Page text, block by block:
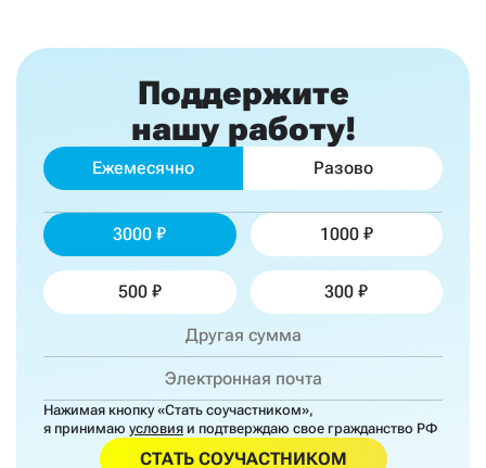
Поддержите
нашу работу!
Ежемесячно Разово
3000 1000
500 300
Нажимая кнопку «Стать соучастником»,
я принимаю условия и подтверждаю свое гражданство РФ
СТАТЬ СОУЧАСТНИКОМ